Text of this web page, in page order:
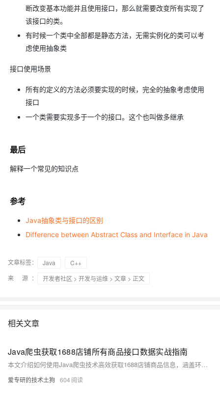
断改变基本功能并且使用接口，那么就需要改变所有实现了
该接口的类。
有时候一个类中全部都是静态方法，无需实例化的类可以考
虑使用抽象类
接口使用场景
所有的定义的方法必须要实现的时候，完全的抽象考虑使用
接口
一个类需要实现多于一个的接口。这个也叫做多继承
最后
解释一个常见的知识点
参考
Java抽象类与接口的区别
Difference between Abstract Class and Interface in Java
文章标签： Java
C++
来 源：
开发者社区 > 开发与运维 > 文章 > 正文
相关文章
Java爬虫获取1688店铺所有商品接口数据实战指南
本文介绍如何使用Java爬虫技术高效获取1688店铺商品信息，涵盖环境搭建、API调用、签名生成及数据抓取全流程，并附完整代码示例，助力市场分析与选品决策。
爱专研的技术土狗 604